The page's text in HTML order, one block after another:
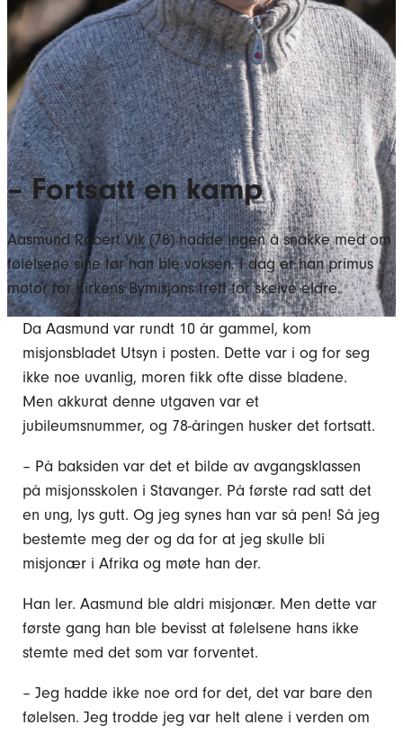
– Fortsatt en kamp
Aasmund Robert Vik (78) hadde ingen å snakke med om
følelsene sine før han ble voksen. I dag er han primus
motor for Kirkens Bymisjons treff for skeive eldre.
Da Aasmund var rundt 10 år gammel, kom
misjonsbladet Utsyn i posten. Dette var i og for seg
ikke noe uvanlig, moren fikk ofte disse bladene.
Men akkurat denne utgaven var et
jubileumsnummer, og 78-åringen husker det fortsatt.
– På baksiden var det et bilde av avgangsklassen
på misjonsskolen i Stavanger. På første rad satt det
en ung, lys gutt. Og jeg synes han var så pen! Så jeg
bestemte meg der og da for at jeg skulle bli
misjonær i Afrika og møte han der.
Han ler. Aasmund ble aldri misjonær. Men dette var
første gang han ble bevisst at følelsene hans ikke
stemte med det som var forventet.
– Jeg hadde ikke noe ord for det, det var bare den
følelsen. Jeg trodde jeg var helt alene i verden om